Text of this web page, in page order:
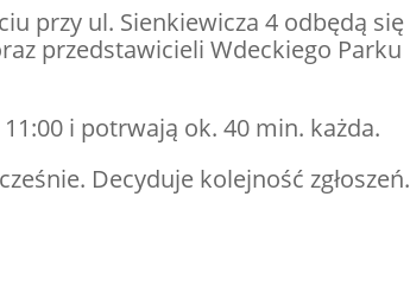
przy ul. Sienkiewicza 4 odbędą się
przedstawicieli Wdeckiego Parku
i potrwają ok. 40 min. każda.
Decyduje kolejność zgłoszeń.